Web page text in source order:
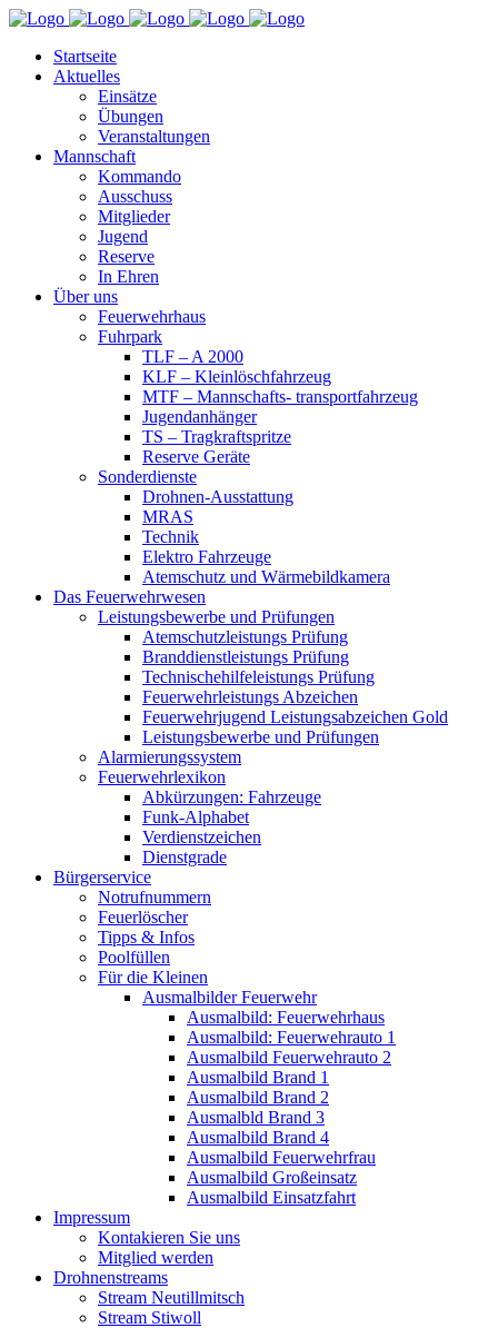
Startseite
Aktuelles
Einsätze
Übungen
Veranstaltungen
Mannschaft
Kommando
Ausschuss
Mitglieder
Jugend
Reserve
In Ehren
Über uns
Feuerwehrhaus
Fuhrpark
TLF – A 2000
KLF – Kleinlöschfahrzeug
MTF – Mannschafts- transportfahrzeug
Jugendanhänger
TS – Tragkraftspritze
Reserve Geräte
Sonderdienste
Drohnen-Ausstattung
MRAS
Technik
Elektro Fahrzeuge
Atemschutz und Wärmebildkamera
Das Feuerwehrwesen
Leistungsbewerbe und Prüfungen
Atemschutzleistungs Prüfung
Branddienstleistungs Prüfung
Technischehilfeleistungs Prüfung
Feuerwehrleistungs Abzeichen
Feuerwehrjugend Leistungsabzeichen Gold
Leistungsbewerbe und Prüfungen
Alarmierungssystem
Feuerwehrlexikon
Abkürzungen: Fahrzeuge
Funk-Alphabet
Verdienstzeichen
Dienstgrade
Bürgerservice
Notrufnummern
Feuerlöscher
Tipps & Infos
Poolfüllen
Für die Kleinen
Ausmalbilder Feuerwehr
Ausmalbild: Feuerwehrhaus
Ausmalbild: Feuerwehrauto 1
Ausmalbild Feuerwehrauto 2
Ausmalbild Brand 1
Ausmalbild Brand 2
Ausmalbld Brand 3
Ausmalbild Brand 4
Ausmalbild Feuerwehrfrau
Ausmalbild Großeinsatz
Ausmalbild Einsatzfahrt
Impressum
Kontakieren Sie uns
Mitglied werden
Drohnenstreams
Stream Neutillmitsch
Stream Stiwoll